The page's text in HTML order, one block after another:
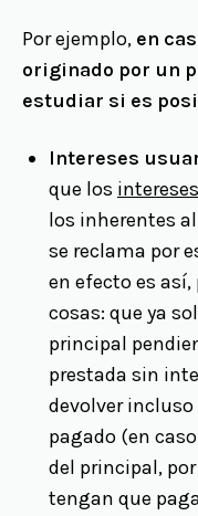
Por ejemplo, en
originado por un
estudiar si es
Intereses
que los
los inherentes
se reclama por
en efecto es
cosas: que ya
principal
prestada sin
devolver incluso
pagado (en
del principal,
tengan que